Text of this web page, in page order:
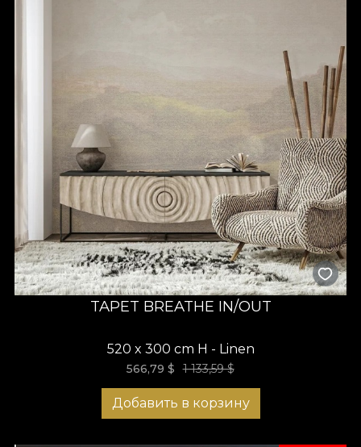
TAPET BREATHE IN/OUT
520 x 300 cm H - Linen
566,79$ 1 133,59 $
Добавить в корзину